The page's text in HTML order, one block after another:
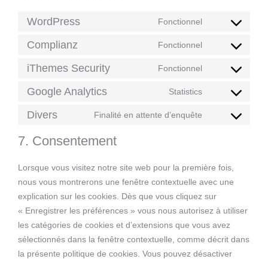
WordPress Fonctionnel
Complianz Fonctionnel
iThemes Security Fonctionnel
Google Analytics Statistics
Divers Finalité en attente d’enquête
7. Consentement
Lorsque vous visitez notre site web pour la première fois,
nous vous montrerons une fenêtre contextuelle avec une
explication sur les cookies. Dès que vous cliquez sur
« Enregistrer les préférences » vous nous autorisez à utiliser
les catégories de cookies et d’extensions que vous avez
sélectionnés dans la fenêtre contextuelle, comme décrit dans
la présente politique de cookies. Vous pouvez désactiver